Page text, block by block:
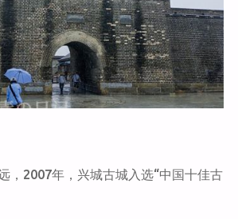
寺
塔"
，2007年，兴城古城入选“中国十佳古